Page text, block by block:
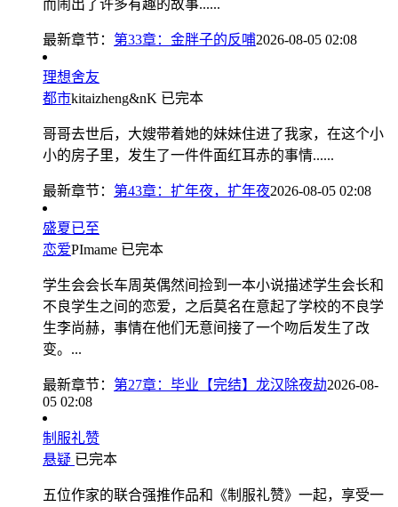
而闹出了许多有趣的故事......
最新章节： 第33章：金胖子的反哺2026-08-05 02:08
理想舍友
都市kitaizheng&nK 已完本
哥哥去世后，大嫂带着她的妹妹住进了我家，在这个小
小的房子里，发生了一件件面红耳赤的事情......
最新章节： 第43章：扩年夜，扩年夜2026-08-05 02:08
盛夏已至
恋爱PImame 已完本
学生会会长车周英偶然间捡到一本小说描述学生会长和
不良学生之间的恋爱，之后莫名在意起了学校的不良学
生李尚赫，事情在他们无意间接了一个吻后发生了改
变。...
最新章节： 第27章：毕业【完结】龙汉除夜劫2026-08-
05 02:08
制服礼赞
悬疑 已完本
五位作家的联合强推作品和《制服礼赞》一起，享受一